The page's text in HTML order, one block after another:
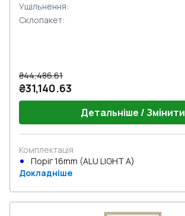
Ущільнення:
Склопакет:
₴44,486.61
₴31,140.63
Детальніше / Змінити
Комплектація
Поріг 16mm (ALU LIGHT A)
Докладніше